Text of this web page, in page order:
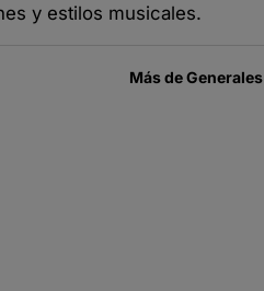
y estilos musicales.
Más deGenerales